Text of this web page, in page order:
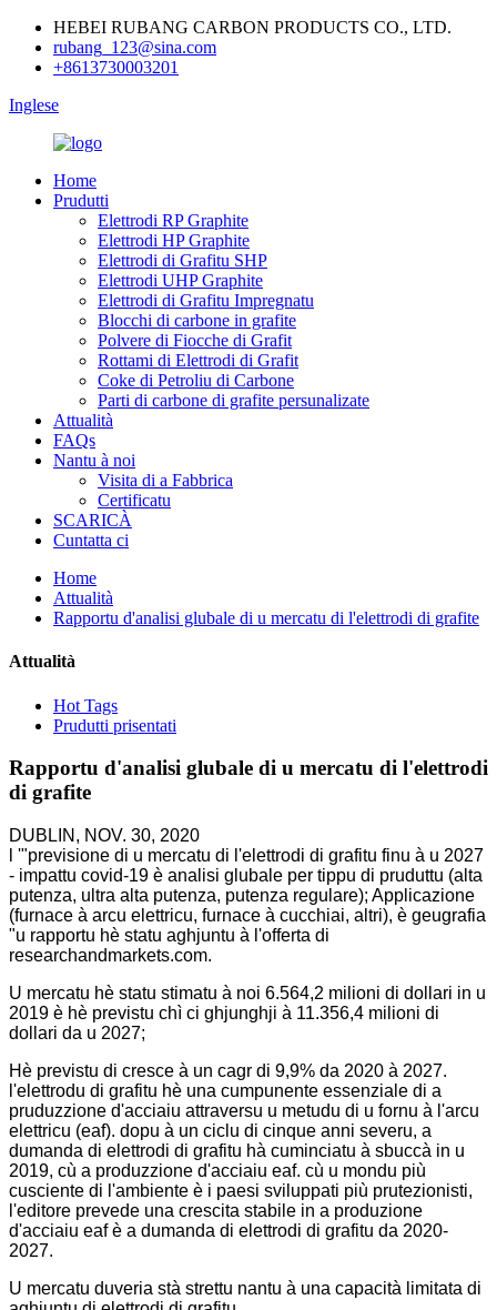
HEBEI RUBANG CARBON PRODUCTS CO., LTD.
rubang_123@sina.com
+8613730003201
Inglese
Home
Prudutti
Elettrodi RP Graphite
Elettrodi HP Graphite
Elettrodi di Grafitu SHP
Elettrodi UHP Graphite
Elettrodi di Grafitu Impregnatu
Blocchi di carbone in grafite
Polvere di Fiocche di Grafit
Rottami di Elettrodi di Grafit
Coke di Petroliu di Carbone
Parti di carbone di grafite persunalizate
Attualità
FAQs
Nantu à noi
Visita di a Fabbrica
Certificatu
SCARICÀ
Cuntatta ci
Home
Attualità
Rapportu d'analisi glubale di u mercatu di l'elettrodi di grafite
Attualità
Hot Tags
Prudutti prisentati
Rapportu d'analisi glubale di u mercatu di l'elettrodi
di grafite
DUBLIN, NOV. 30, 2020
l '"previsione di u mercatu di l'elettrodi di grafitu finu à u 2027
- impattu covid-19 è analisi glubale per tippu di pruduttu (alta
putenza, ultra alta putenza, putenza regulare); Applicazione
(furnace à arcu elettricu, furnace à cucchiai, altri), è geugrafia
"u rapportu hè statu aghjuntu à l'offerta di
researchandmarkets.com.
U mercatu hè statu stimatu à noi 6.564,2 milioni di dollari in u
2019 è hè previstu chì ci ghjunghji à 11.356,4 milioni di
dollari da u 2027;
Hè previstu di cresce à un cagr di 9,9% da 2020 à 2027.
l'elettrodu di grafitu hè una cumpunente essenziale di a
pruduzzione d'acciaiu attraversu u metudu di u fornu à l'arcu
elettricu (eaf). dopu à un ciclu di cinque anni severu, a
dumanda di elettrodi di grafitu hà cuminciatu à sbuccà in u
2019, cù a produzzione d'acciaiu eaf. cù u mondu più
cusciente di l'ambiente è i paesi sviluppati più prutezionisti,
l'editore prevede una crescita stabile in a produzione
d'acciaiu eaf è a dumanda di elettrodi di grafitu da 2020-
2027.
U mercatu duveria stà strettu nantu à una capacità limitata di